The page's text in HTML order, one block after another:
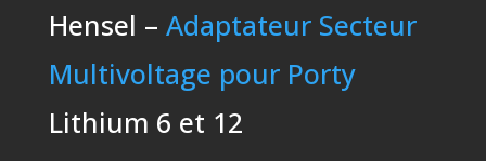
Hensel – Adaptateur Secteur
Multivoltage pour Porty
Lithium 6 et 12